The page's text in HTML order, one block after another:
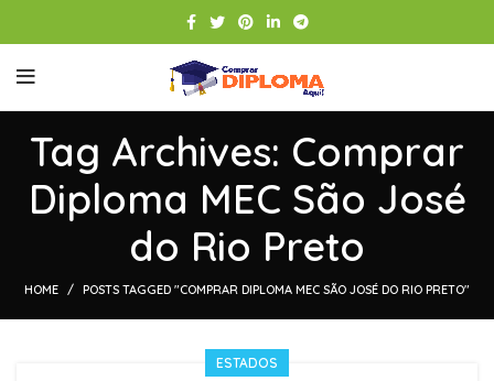
Tag Archives: Comprar
Diploma MEC São José
do Rio Preto
HOME POSTS TAGGED "COMPRAR DIPLOMA MEC SÃO JOSÉ DO RIO PRETO"
ESTADOS